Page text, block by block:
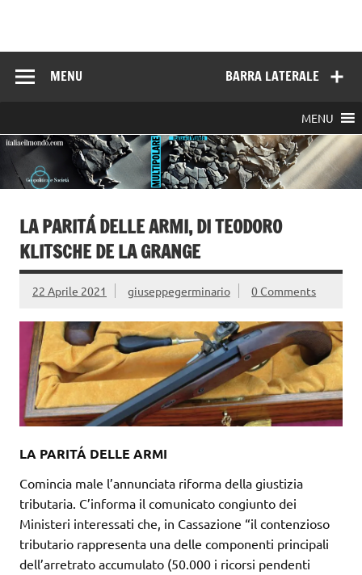
BARRA LATERALE
MENU
MENU
LA PARITÁ DELLE ARMI, DI TEODORO
KLITSCHE DE LA GRANGE
22 Aprile 2021 giuseppegerminario 0 Comments
LA PARITÁ DELLE ARMI
Comincia male l’annunciata riforma della giustizia
tributaria. C’informa il comunicato congiunto dei
Ministeri interessati che, in Cassazione “il contenzioso
tributario rappresenta una delle componenti principali
dell’arretrato accumulato (50.000 i ricorsi pendenti